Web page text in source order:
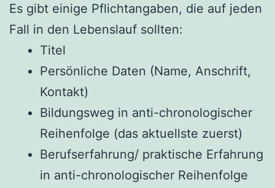
Es gibt einige Pflichtangaben, die auf jeden
Fall in den Lebenslauf sollten:
Titel
Persönliche Daten (Name, Anschrift,
Kontakt)
Bildungsweg in anti-chronologischer
Reihenfolge (das aktuellste zuerst)
Berufserfahrung/ praktische Erfahrung
in anti-chronologischer Reihenfolge